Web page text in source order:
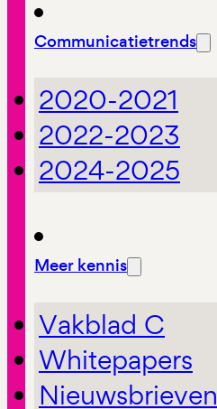
Communicatietrends
2020-2021
2022-2023
2024-2025
Meer kennis
Vakblad C
Whitepapers
Nieuwsbrieven